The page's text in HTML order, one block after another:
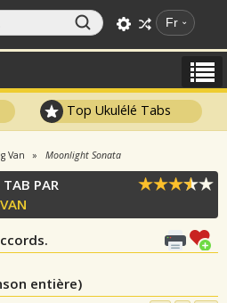
Fr
Top Ukulélé Tabs
Van Moonlight Sonata
TAB PAR
entière)